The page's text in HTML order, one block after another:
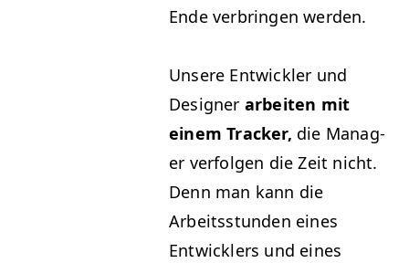
Ende ver­brin­gen werden.
Unsere Entwick­ler und
Design­er arbeit­en mit
einem Track­er, die Man­ag­
er ver­fol­gen die Zeit nicht.
Denn man kann die
Arbeitsstun­den eines
Entwick­lers und eines